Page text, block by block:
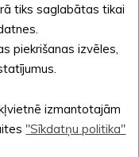
tiks saglabātas tikai
piekrišanas izvēles,
izmantotajām
"Sīkdatņu politika"